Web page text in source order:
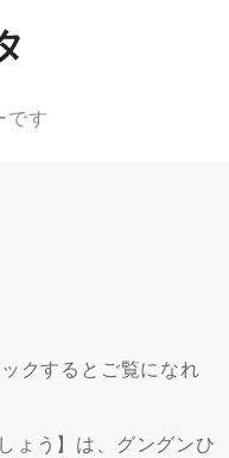
です
クするとご覧になれ
ょう】は、グングンひ